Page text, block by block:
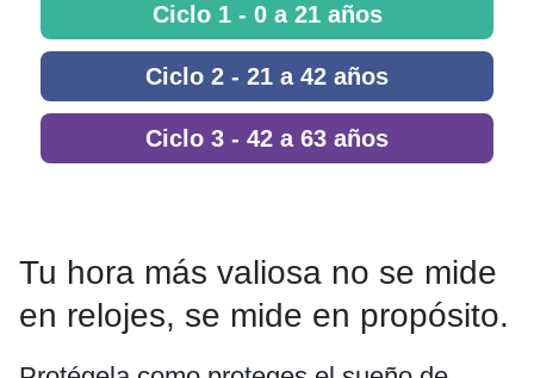
Ciclo 1 - 0 a 21 años
Ciclo 2 - 21 a 42 años
Ciclo 3 - 42 a 63 años
Tu hora más valiosa no se mide
en relojes, se mide en propósito.